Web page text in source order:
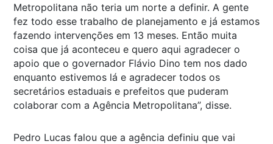
Metropolitana não teria um norte a definir. A gente
fez todo esse trabalho de planejamento e já estamos
fazendo intervenções em 13 meses. Então muita
coisa que já aconteceu e quero aqui agradecer o
apoio que o governador Flávio Dino tem nos dado
enquanto estivemos lá e agradecer todos os
secretários estaduais e prefeitos que puderam
colaborar com a Agência Metropolitana”, disse.
Pedro Lucas falou que a agência definiu que vai